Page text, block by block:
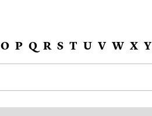
O P Q R S T U V W X Y